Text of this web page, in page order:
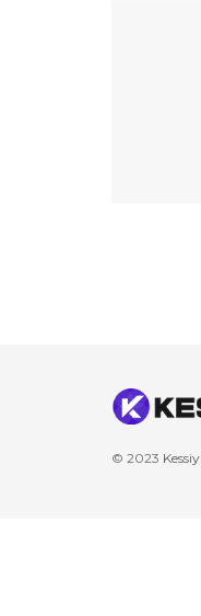
© 2023